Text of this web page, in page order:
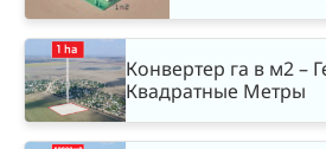
Конвертер га в м2 –
Квадратные Метры